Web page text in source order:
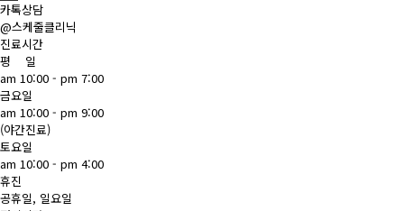
카톡상담
@스케줄클리닉
진료시간
평 일
am 10:00 - pm 7:00
금요일
am 10:00 - pm 9:00
(야간진료)
토요일
am 10:00 - pm 4:00
휴진
공휴일, 일요일